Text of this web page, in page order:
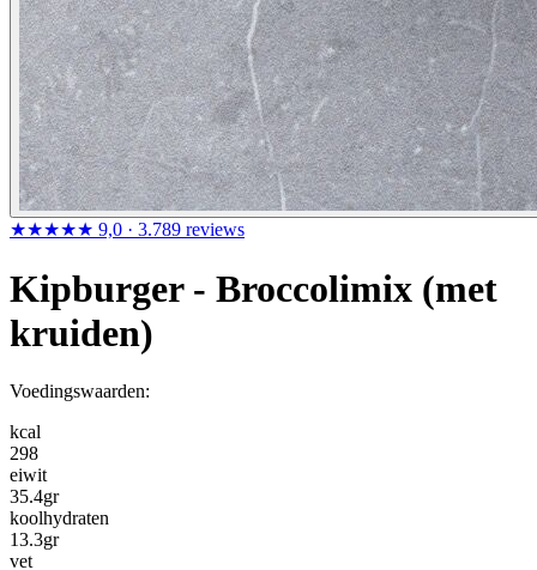
★★★★★ 9,0 · 3.789 reviews
Kipburger - Broccolimix (met
kruiden)
Voedingswaarden:
kcal
298
eiwit
35.4gr
koolhydraten
13.3gr
vet